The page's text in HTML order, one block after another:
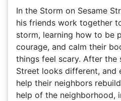
In the Storm on Sesame
his friends work together
storm, learning how to be
courage, and calm their
things feel scary. After the
Street looks different, and
help their neighbors
help of the neighborhood,